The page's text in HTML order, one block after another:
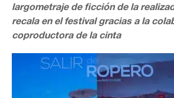
largometraje de ficción de la
recala en el festival gracias a la
coproductora de la cinta